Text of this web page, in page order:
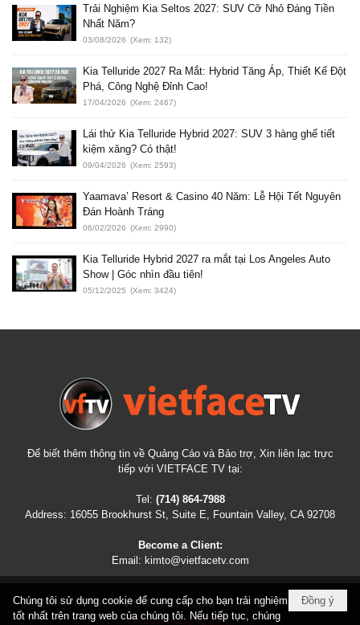
Trải Nghiệm Kia Seltos 2027: SUV Cỡ Nhỏ Đáng Tiền
Nhất Năm?
03/08/2026 (Xem: 132)
Kia Telluride 2027 Ra Mắt: Hybrid Tăng Áp, Thiết Kế Đột
Phá, Công Nghệ Đỉnh Cao!
17/04/2026 (Xem: 2467)
Lái thử Kia Telluride Hybrid 2027: SUV 3 hàng ghế tiết
kiệm xăng? Có thật!
09/04/2026 (Xem: 2593)
Yaamava’ Resort & Casino 40 Năm: Lễ Hội Tết Nguyên
Đán Hoành Tráng
06/02/2026 (Xem: 2990)
Kia Telluride Hybrid 2027 ra mắt tại Los Angeles Auto
Show | Góc nhìn đầu tiên!
05/12/2025 (Xem: 3424)
Để biết thêm thông tin về Quảng Cáo và Bảo trợ, Xin liên lạc trực
tiếp với VIETFACE TV tại:
Tel: (714) 864-7988
Address: 16055 Brookhurst St, Suite E, Fountain Valley, CA 92708
Become a Client:
Email: kimto@vietfacetv.com
COPYRIGHT © 2026VIETFACETV.COM ALL RIGHTS RESERVED
Đồng ý
Chúng tôi sử dụng cookie để cung cấp cho bạn trải nghiệm
tốt nhất trên trang web của chúng tôi. Nếu tiếp tục, chúng